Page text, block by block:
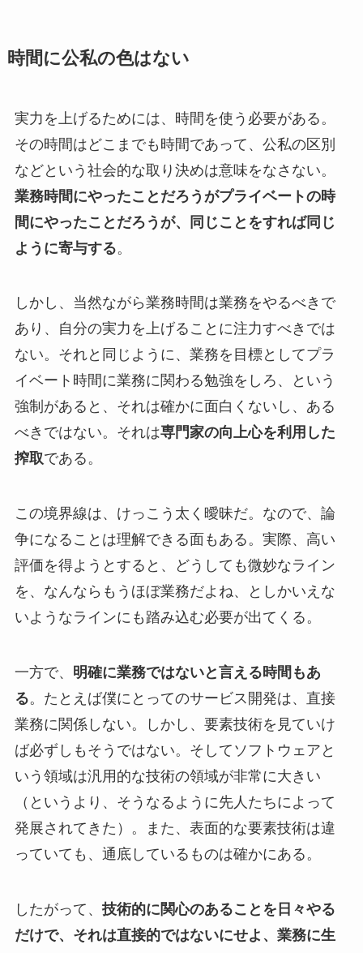
時間に公私の色はない
実力を上げるためには、時間を使う必要がある。
その時間はどこまでも時間であって、公私の区別
などという社会的な取り決めは意味をなさない。
業務時間にやったことだろうがプライベートの時
間にやったことだろうが、同じことをすれば同じ
ように寄与する。
しかし、当然ながら業務時間は業務をやるべきで
あり、自分の実力を上げることに注力すべきでは
ない。それと同じように、業務を目標としてプラ
イベート時間に業務に関わる勉強をしろ、という
強制があると、それは確かに面白くないし、ある
べきではない。それは専門家の向上心を利用した
搾取である。
この境界線は、けっこう太く曖昧だ。なので、論
争になることは理解できる面もある。実際、高い
評価を得ようとすると、どうしても微妙なライン
を、なんならもうほぼ業務だよね、としかいえな
いようなラインにも踏み込む必要が出てくる。
一方で、 明確に業務ではないと言える時間もあ
る。たとえば僕にとってのサービス開発は、直接
業務に関係しない。しかし、要素技術を見ていけ
ば必ずしもそうではない。そしてソフトウェアと
いう領域は汎用的な技術の領域が非常に大きい
（というより、そうなるように先人たちによって
発展されてきた）。また、表面的な要素技術は違
っていても、通底しているものは確かにある。
したがって、 技術的に関心のあることを日々やる
だけで、それは直接的ではないにせよ、業務に生